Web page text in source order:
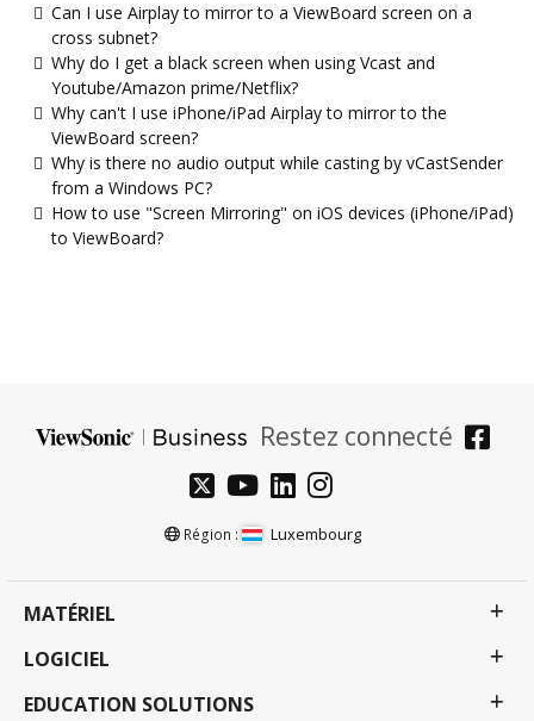
Can I use Airplay to mirror to a ViewBoard screen on a
cross subnet?
Why do I get a black screen when using Vcast and
Youtube/Amazon prime/Netflix?
Why can't I use iPhone/iPad Airplay to mirror to the
ViewBoard screen?
Why is there no audio output while casting by vCastSender
from a Windows PC?
How to use "Screen Mirroring" on iOS devices (iPhone/iPad)
to ViewBoard?
Restez connecté
Région : Luxembourg
MATÉRIEL
LOGICIEL
EDUCATION SOLUTIONS